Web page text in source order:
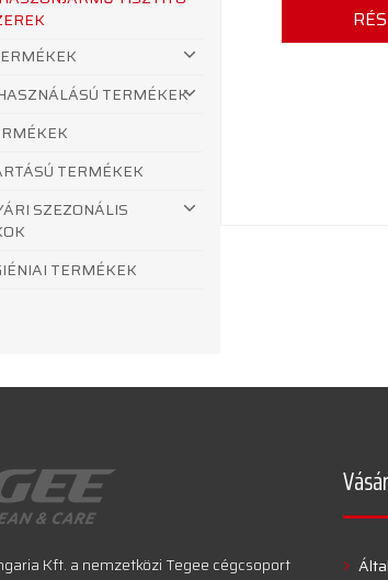
TERMÉKEK
TERMÉKEK
SZEZONÁLIS
TERMÉKEK
Kft. a nemzetközi Tegee cégcsoport